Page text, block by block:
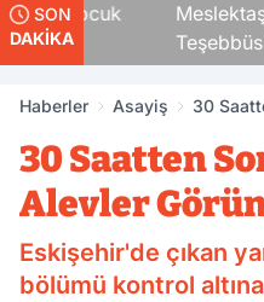
SON
DAKİKA
Çocuk
Meslektaşını
Teşebbüs'
Haberler Asayiş 30
30 Saatten
Alevler
Eskişehir'de çıkan
bölümü kontrol altına